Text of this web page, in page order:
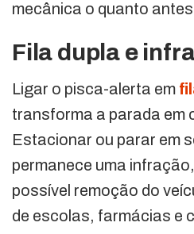
mecânica o quanto
Fila dupla e
Ligar o pisca-alerta em
transforma a parada em
Estacionar ou parar em
permanece uma
possível remoção do
de escolas, farmácias e